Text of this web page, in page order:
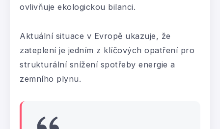
ovlivňuje ekologickou bilanci.
Aktuální situace v Evropě ukazuje, že
zateplení je jedním z klíčových opatření pro
strukturální snížení spotřeby energie a
zemního plynu.